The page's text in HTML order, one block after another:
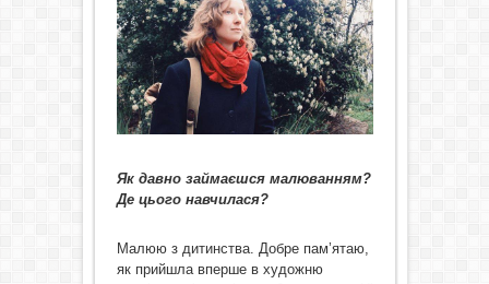
Як давно займаєшся малюванням?
Де цього навчилася?
Малюю з дитинства. Добре пам’ятаю,
як прийшла вперше в художню